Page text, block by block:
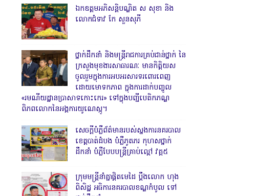
ឯកឧត្តមអភិសន្តិបណ្ឌិត ស សុខា និង
លោកជំទាវ កែ សួនសុភី
ថ្នាក់ដឹកនាំ និងមន្ត្រីរាជការគ្រប់ជាន់ថ្នាក់ នៃ
ក្រសួងមុខងារសាធារណៈ មានកិត្តិយស
ចូលរួមក្នុងការអបអរសារទរពោរពេញ
ដោយមោទកភាព ក្នុងការដាក់បញ្ចូល
«រមណីយដ្ឋានប្រាសាទកោះកេរ» ទៅក្នុងបញ្ជីបេតិកភណ្ឌ
ពិភពលោកនៃអង្គការយូណេស្កូ។
សេចក្តីបំភ្លឺព័ត៌មានរបស់ស្នងការនគរបាល
ខេត្តបាត់ដំបង បំភ្លឺភូតភរ កុហសថ្នាក់
ដឹកនាំ បំភ្លឺបែបបន្ត្រីគ្រាប់ល្ពៅ វគ្គ៥
ក្រុមមន្ត្រីនាំគ្នាផ្ដិតមេដៃ ប្ដឹងលោក ហុង
ពិសិដ្ឋ អធិការនគរបាលខណ្ឌកំបូល ទៅ